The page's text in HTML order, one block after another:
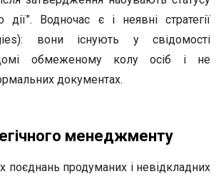
дії”. Водночас є і неявні стратегії
вони існують у свідомості
обмеженому колу осіб і не
документах.
менеджменту
поєднань продуманих і невідкладних